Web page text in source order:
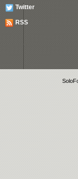
Twitter
RSS